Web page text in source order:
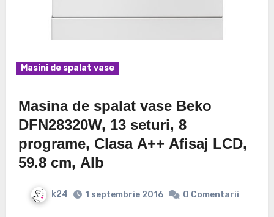
Masini de spalat vase
Masina de spalat vase Beko
DFN28320W, 13 seturi, 8
programe, Clasa A++ Afisaj LCD,
59.8 cm, Alb
k24 1 septembrie 2016 0 Comentarii